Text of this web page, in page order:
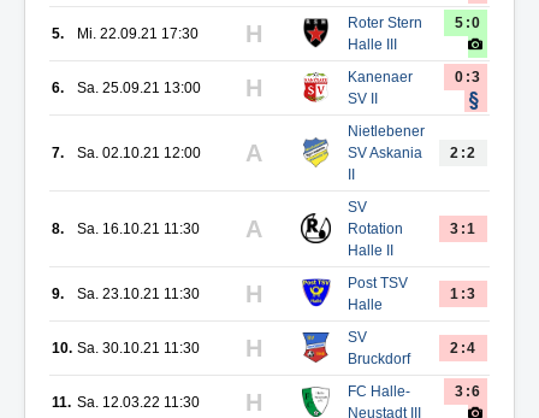
5. Mi. 22.09.21 17:30 H
Roter Stern
Halle III
5:0
6. Sa. 25.09.21 13:00 H
Kanenaer
SV II
0:3
7. Sa. 02.10.21 12:00 A
Nietlebener
SV Askania
II
2:2
8. Sa. 16.10.21 11:30 A
SV
Rotation
Halle II
3:1
9. Sa. 23.10.21 11:30 H
Post TSV
Halle
1:3
10. Sa. 30.10.21 11:30 H
SV
Bruckdorf
2:4
11. Sa. 12.03.22 11:30 H
FC Halle-
Neustadt III
3:6